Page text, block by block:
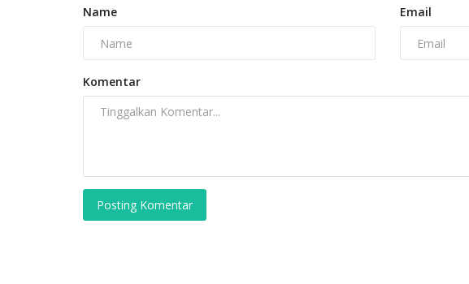
Name Email
Komentar
Posting Komentar